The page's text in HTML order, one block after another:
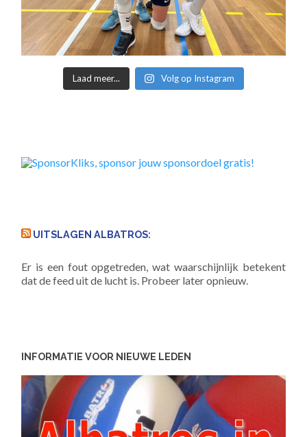
Laad meer... Volg op Instagram
UITSLAGEN ALBATROS:
Er is een fout opgetreden, wat waarschijnlijk betekent
dat de feed uit de lucht is. Probeer later opnieuw.
INFORMATIE VOOR NIEUWE LEDEN